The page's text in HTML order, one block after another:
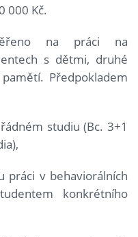
000 Kč.
na práci na
s dětmi, druhé
Předpokladem
studiu (Bc. 3+1
v behaviorálních
konkrétního